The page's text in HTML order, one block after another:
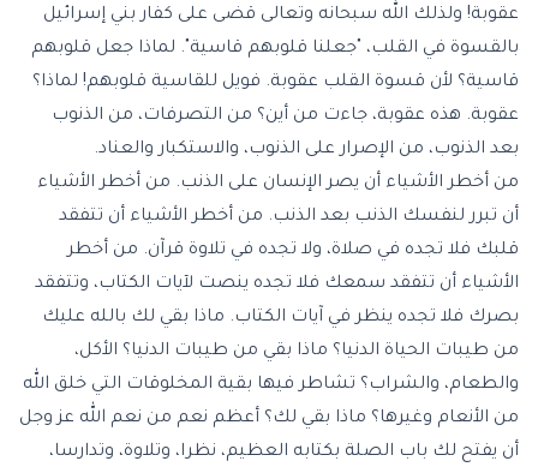
عقوبة! ولذلك الله سبحانه وتعالى قضى على كفار بني إسرائيل
بالقسوة في القلب، "جعلنا قلوبهم قاسية". لماذا جعل قلوبهم
قاسية؟ لأن قسوة القلب عقوبة. فويل للقاسية قلوبهم! لماذا؟
عقوبة. هذه عقوبة، جاءت من أين؟ من التصرفات، من الذنوب
بعد الذنوب، من الإصرار على الذنوب، والاستكبار والعناد.
من أخطر الأشياء أن يصر الإنسان على الذنب. من أخطر الأشياء
أن تبرر لنفسك الذنب بعد الذنب. من أخطر الأشياء أن تتفقد
قلبك فلا تجده في صلاة، ولا تجده في تلاوة قرآن. من أخطر
الأشياء أن تتفقد سمعك فلا تجده ينصت لآيات الكتاب، وتتفقد
بصرك فلا تجده ينظر في آيات الكتاب. ماذا بقي لك بالله عليك
من طيبات الحياة الدنيا؟ ماذا بقي من طيبات الدنيا؟ الأكل،
والطعام، والشراب؟ تشاطر فيها بقية المخلوقات التي خلق الله
من الأنعام وغيرها؟ ماذا بقي لك؟ أعظم نعم من نعم الله عز وجل
أن يفتح لك باب الصلة بكتابه العظيم، نظرا، وتلاوة، وتدارسا،